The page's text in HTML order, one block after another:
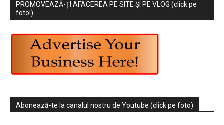
PROMOVEAZĂ-ȚI AFACEREA PE SITE ȘI PE VLOG (click pe
foto!)
Abonează-te la canalul nostru de Youtube (click pe foto)